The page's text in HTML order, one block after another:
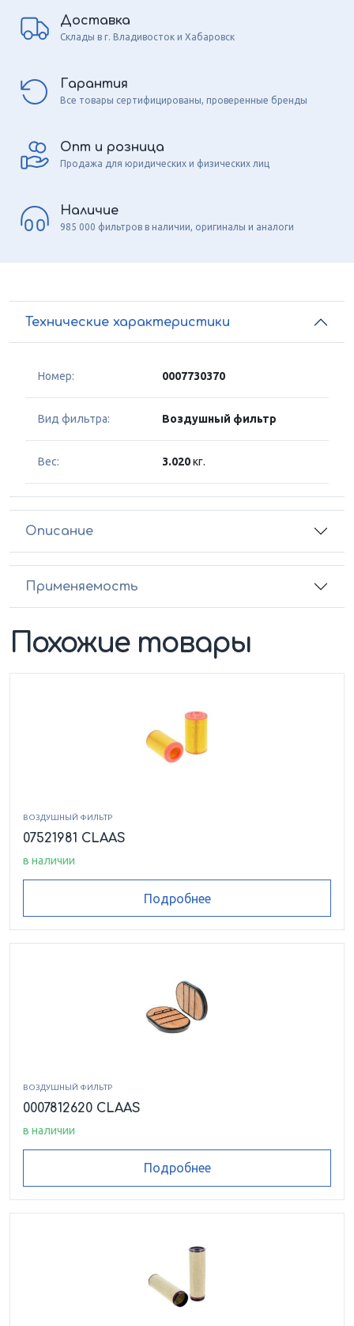
Доставка
Склады в г. Владивосток и Хабаровск
Гарантия
Все товары сертифицированы, проверенные бренды
Опт и розница
Продажа для юридических и физических лиц
Наличие
985 000 фильтров в наличии, оригиналы и аналоги
Технические характеристики
Номер: 0007730370
Вид фильтра: Воздушный фильтр
Вес: 3.020кг.
Описание
Применяемость
Похожие товары
ВОЗДУШНЫЙ ФИЛЬТР
07521981 CLAAS
в наличии
Подробнее
ВОЗДУШНЫЙ ФИЛЬТР
0007812620 CLAAS
в наличии
Подробнее